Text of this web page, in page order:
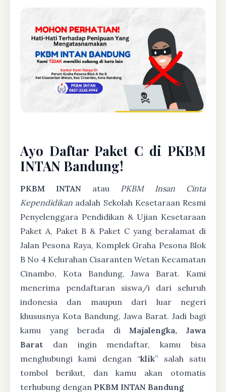
Ayo Daftar Paket C di PKBM
INTAN Bandung!
PKBM INTAN atau PKBM Insan Cinta
Kependidikan adalah Sekolah Kesetaraan Resmi
Penyelenggara Pendidikan & Ujian Kesetaraan
Paket A, Paket B & Paket C yang beralamat di
Jalan Pesona Raya, Komplek Graha Pesona Blok
B No 4 Kelurahan Cisaranten Wetan Kecamatan
Cinambo, Kota Bandung, Jawa Barat. Kami
menerima pendaftaran siswa/i dari seluruh
indonesia dan maupun dari luar negeri
khususnya Kota Bandung, Jawa Barat. Jadi bagi
kamu yang berada diMajalengka, Jawa
Barat dan ingin mendaftar, kamu bisa
menghubungi kami dengan “klik” salah satu
tombol berikut, dan kamu akan otomatis
terhubung dengan PKBM INTAN Bandung